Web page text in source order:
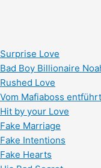
Love
Boy Billionaire
Love
Mafiaboss entführt
by your Love
Marriage
Intentions
Hearts